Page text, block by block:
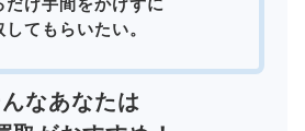
だけ手間をかけずに
してもらいたい。
なあなたは